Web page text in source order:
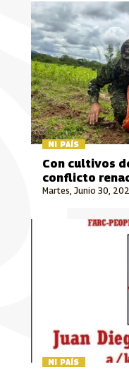
cinematográficos
desarrolla en Brasil.
MI PAÍS
Martes, Junio 30,
Con cultivos
conflicto
MI PAÍS